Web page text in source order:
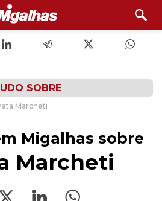
SOBRE
Marcheti
Migalhas sobre
Marcheti